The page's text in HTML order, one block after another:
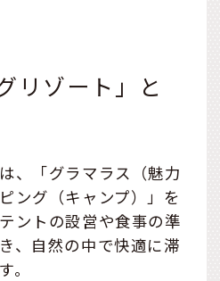
リゾート」と
、「グラマラス（魅力
ング（キャンプ）」を
ントの設営や食事の準
、自然の中で快適に滞
。